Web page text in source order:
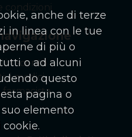
condizioni
in sconto
medici
anche di terze
in linea con le tue
di più o
o ad alcuni
questo
pagina o
elemento
cookie.